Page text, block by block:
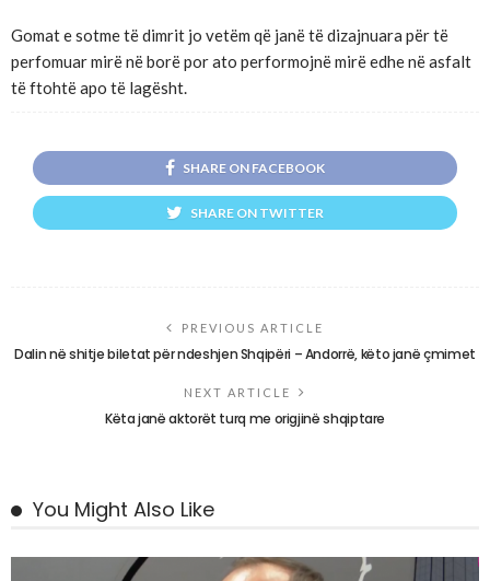
Gomat e sotme të dimrit jo vetëm që janë të dizajnuara për të
perfomuar mirë në borë por ato performojnë mirë edhe në asfalt
të ftohtë apo të lagësht.
SHARE ON FACEBOOK
SHARE ON TWITTER
PREVIOUS ARTICLE
Dalin në shitje biletat për ndeshjen Shqipëri – Andorrë, këto janë çmimet
NEXT ARTICLE
Këta janë aktorët turq me origjinë shqiptare
You Might Also Like